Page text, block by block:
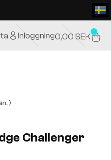
Inloggning0,00SEK 0
)
Challenger